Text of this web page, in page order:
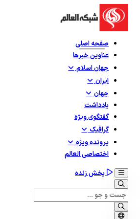
صفحه اصلی
عناوین خبرها
جهان اسلام
ایران
جهان
یادداشت
گفتگوی ویژه
گرافيک
پرونده ویژه
اختصاصی العالم
پخش زنده